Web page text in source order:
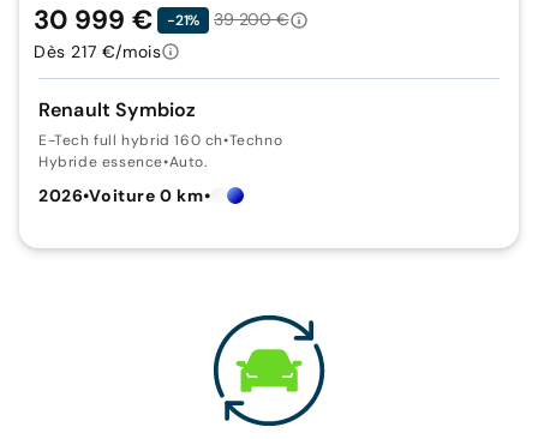
Renault Symbioz
E-Tech full hybrid 160 ch•Techno
Hybride essence•Auto.
2026•Voiture 0 km•
30 999 € -21%
39 200 €
Dès 217 €/mois